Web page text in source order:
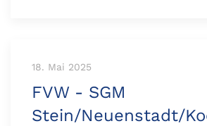
18. Mai 2025
FVW - SGM
Stein/Neuenstadt/